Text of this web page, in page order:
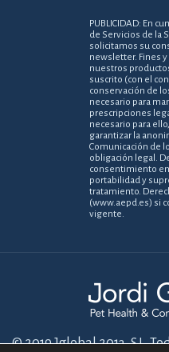
PUBLICIDAD: En
de Servicios de la
solicitamos su
newsletter. Fines
nuestros
suscrito (con el
conservación de
necesario para
prescripciones
necesario para
garantizar la
Comunicación de
obligación legal.
consentimiento
portabilidad y
tratamiento.
(www.aepd.es) si
vigente.
© 2019 Jglobal 2013, S.L.